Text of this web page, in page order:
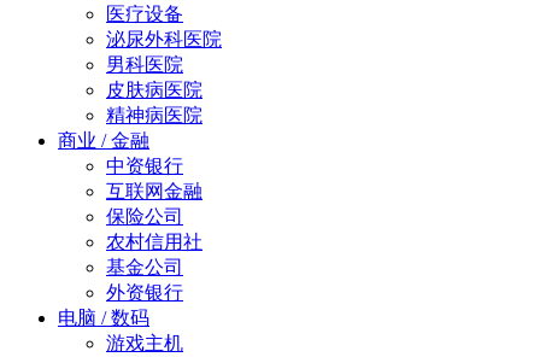
医疗设备
泌尿外科医院
男科医院
皮肤病医院
精神病医院
商业 / 金融
中资银行
互联网金融
保险公司
农村信用社
基金公司
外资银行
电脑 / 数码
游戏主机